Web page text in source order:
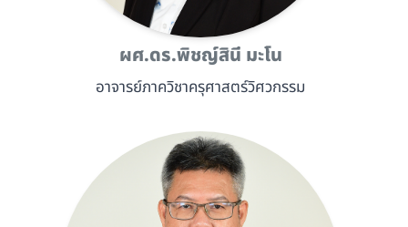
ผศ.ดร.พิชญ์สินี มะโน
อาจารย์ภาควิชาครุศาสตร์วิศวกรรม